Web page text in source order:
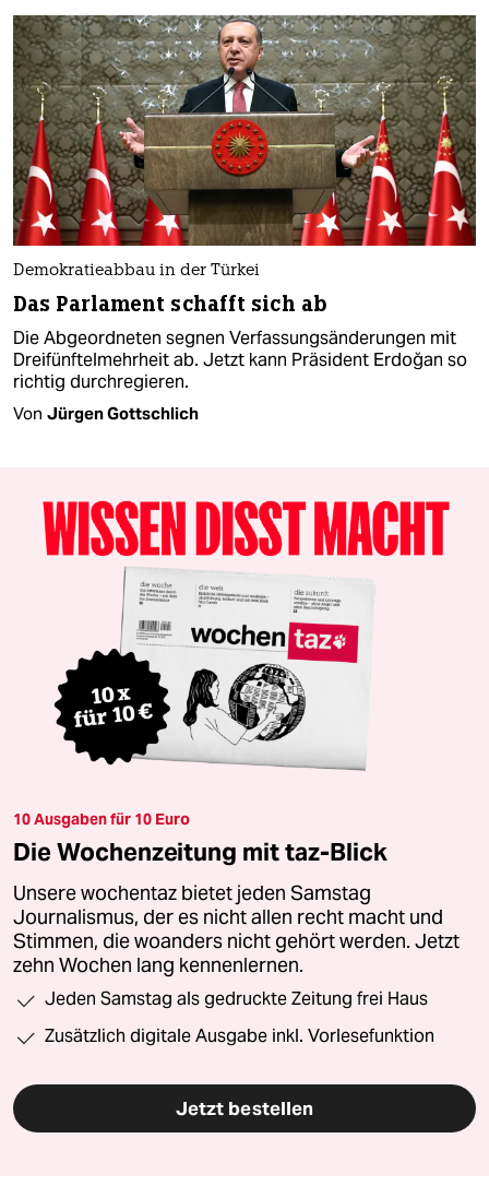
Demokratieabbau in der Türkei
Das Parlament schafft sich ab
Die Abgeordneten segnen Verfassungsänderungen mit
Dreifünftelmehrheit ab. Jetzt kann Präsident Erdoğan so
richtig durchregieren.
Von Jürgen Gottschlich
10 Ausgaben für 10 Euro
Die Wochenzeitung mit taz-Blick
Unsere wochentaz bietet jeden Samstag
Journalismus, der es nicht allen recht macht und
Stimmen, die woanders nicht gehört werden. Jetzt
zehn Wochen lang kennenlernen.
Jeden Samstag als gedruckte Zeitung frei Haus
Zusätzlich digitale Ausgabe inkl. Vorlesefunktion
Jetzt bestellen